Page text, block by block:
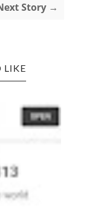
Story →
LIKE